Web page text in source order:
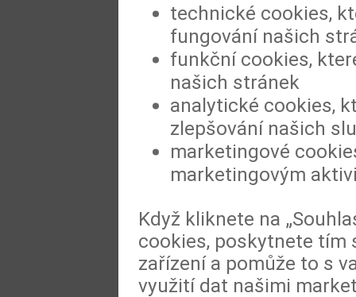
technické cookies,
fungování našich
funkční cookies,
našich stránek
analytické cookies,
zlepšování našich
marketingové
marketingovým
Když kliknete na
cookies, poskytnete tím
zařízení a pomůže to s
využití dat našimi